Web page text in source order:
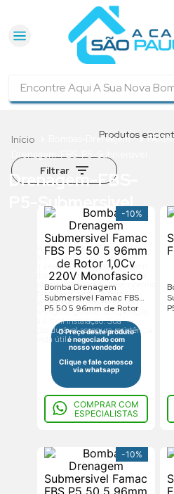
Bombas-Drenagem
Drenagem-FBS-P5-Submersivel
Drenagem-FBS-
P5-Submersivel
A Bomba de Drenagem Submersível
FBS é ideal para o esvaziamento de
água em áreas inundadas e drenagem
de líquidos. Com um design robusto e
motor potente, oferece alto desempenho
e confiabilidade. É perfeita para
aplicações em drenagem de águas
pluviais e esgoto, garantindo operação
contínua e fácil instalação. Sua
construção durável assegura resistência
e longa vida útil.
Filtrar
-10%
Bomba Drenagem
Submersivel Famac FBS
P5 50 5 96mm de Rotor
1,0Cv 220V Monofasico
O Preço deste produto
é negociado com
nosso vendedor
Clique e fale conosco
via whatsapp
COMPRAR COM
ESPECIALISTAS
-10%